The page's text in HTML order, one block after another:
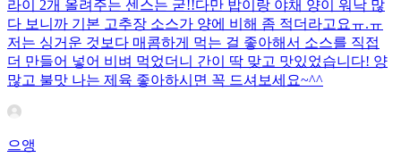
라이 2개 올려주는 센스는 굳!! ​다만 밥이랑 야채 양이 워낙 많
다 보니까 기본 고추장 소스가 양에 비해 좀 적더라고요ㅠ.ㅠ
저는 싱거운 것보다 매콤하게 먹는 걸 좋아해서 소스를 직접
더 만들어 넣어 비벼 먹었더니 간이 딱 맞고 맛있었습니다! 양
많고 불맛 나는 제육 좋아하시면 꼭 드셔보세요~^^
으앵